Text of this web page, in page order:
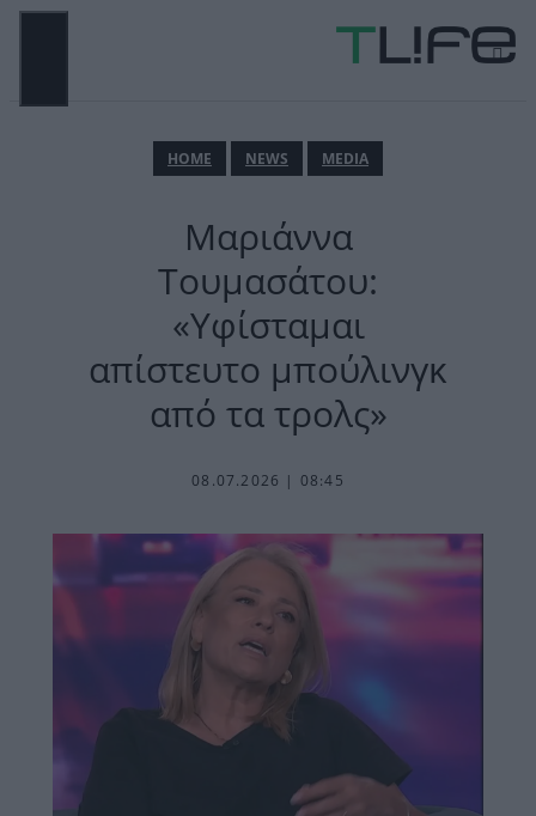
Μετάβαση
ΗΟΜΕ NEWS MEDIA
Μαριάννα
Τουμασάτου:
«Υφίσταμαι
απίστευτο μπούλινγκ
από τα τρολς»
08.07.2026 | 08:45